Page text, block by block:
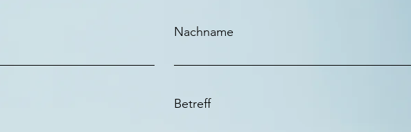
Nachname
Betreff